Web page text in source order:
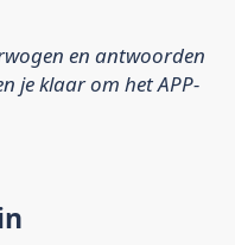
en antwoorden
je klaar om het APP-